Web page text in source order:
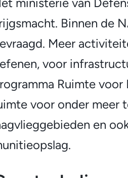
Binnen de
Meer
voor
Ruimte
voor onder meer
en